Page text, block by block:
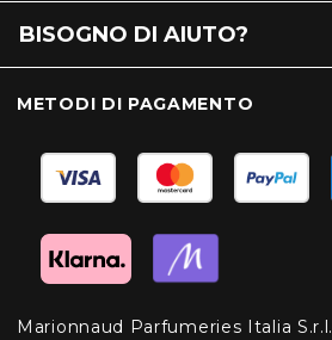
BISOGNO DI AIUTO?
METODI DI PAGAMENTO
Marionnaud Parfumeries Italia S.r.l.